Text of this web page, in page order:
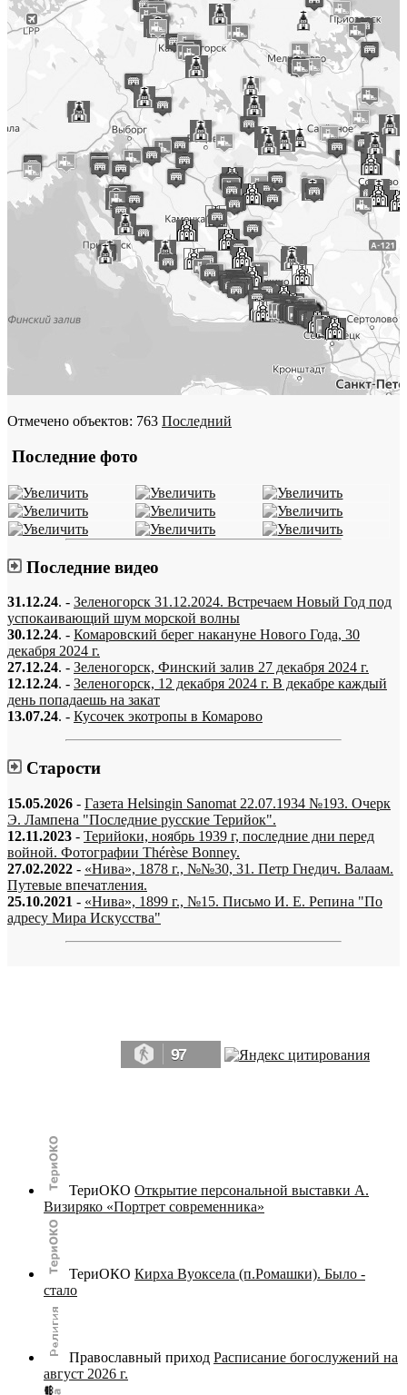
Отмечено объектов: 763 Последний
Последние фото
Последние видео
31.12.24. - Зеленогорск 31.12.2024. Встречаем Новый Год под
успокаивающий шум морской волны
30.12.24. - Комаровский берег накануне Нового Года, 30
декабря 2024 г.
27.12.24. - Зеленогорск, Финский залив 27 декабря 2024 г.
12.12.24. - Зеленогорск, 12 декабря 2024 г. В декабре каждый
день попадаешь на закат
13.07.24. - Кусочек экотропы в Комарово
Старости
15.05.2026 - Газета Helsingin Sanomat 22.07.1934 №193. Очерк
Э. Лампена "Последние русские Терийок".
12.11.2023 - Терийоки, ноябрь 1939 г, последние дни перед
войной. Фотографии Thérèse Bonney.
27.02.2022 - «Нива», 1878 г., №№30, 31. Петр Гнедич. Валаам.
Путевые впечатления.
25.10.2021 - «Нива», 1899 г., №15. Письмо И. Е. Репина "По
адресу Мира Искусства"
97
ТериОКО Открытие персональной выставки А.
Визиряко «Портрет современника»
ТериОКО Кирха Вуоксела (п.Ромашки). Было -
стало
Православный приход Расписание богослужений на
август 2026 г.